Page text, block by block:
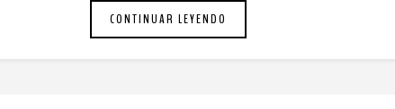
CONTINUAR LEYENDO